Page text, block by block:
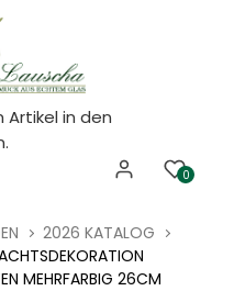
Artikel in den
0
2026 KATALOG
MEHRFARBIG 26CM